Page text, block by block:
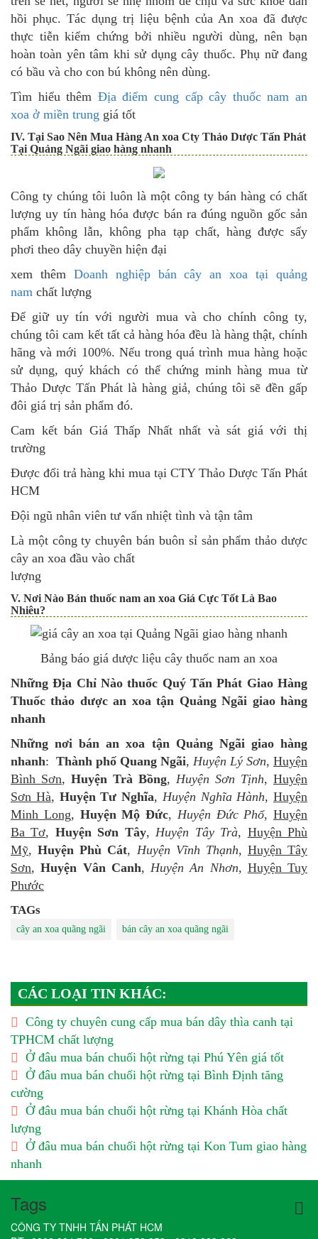
hồi phục. Tác dụng trị liệu bệnh của An xoa đã được
thực tiễn kiểm chứng bởi nhiều người dùng, nên bạn
hoàn toàn yên tâm khi sử dụng cây thuốc.Phụ nữ đang
có bầu và cho con bú không nên dùng.
Tìm hiểu thêm Địa điểm cung cấp cây thuốc nam an
xoa ở miền trung giá tốt
IV. Tại Sao Nên Mua Hàng An xoa Cty Thảo Dược Tấn Phát
Tại Quảng Ngãi giao hàng nhanh
Công ty chúng tôi luôn là một công ty bán hàng có chất
lượng uy tín hàng hóa được bán ra đúng nguồn gốc sản
phẩm không lẫn, không pha tạp chất, hàng được sấy
phơi theo dây chuyền hiện đại
xem thêm Doanh nghiệp bán cây an xoa tại quảng
nam chất lượng
Để giữ uy tín với người mua và cho chính công ty,
chúng tôi cam kết tất cả hàng hóa đều là hàng thật, chính
hãng và mới 100%. Nếu trong quá trình mua hàng hoặc
sử dụng, quý khách có thể chứng minh hàng mua từ
Thảo Dược Tấn Phát là hàng giả, chúng tôi sẽ đền gấp
đôi giá trị sản phẩm đó.
Cam kết bán Giá Thấp Nhất nhất và sát giá với thị
trường
Được đổi trả hàng khi mua tại CTY Thảo Dược Tấn Phát
HCM
Đội ngũ nhân viên tư vấn nhiệt tình và tận tâm
Là một công ty chuyên bán buôn sỉ sản phẩm thảo dược
cây an xoa đầu vào chất
lượng
V. Nơi Nào Bán thuốc nam an xoa Giá Cực Tốt Là Bao
Nhiêu?
Bảng báo giá dược liệu cây thuốc nam an xoa
Những Địa Chỉ Nào thuốc Quý Tấn Phát Giao Hàng
Thuốc thảo dược an xoatận Quảng Ngãi giao hàng
nhanh
Những nơi bánan xoa tận Quảng Ngãi giao hàng
nhanh: Thành phố Quang Ngãi, Huyện Lý Sơn, Huyện
Bình Sơn, Huyện Trà Bồng, Huyện Sơn Tịnh, Huyện
Sơn Hà, Huyện Tư Nghĩa, Huyện Nghĩa Hành, Huyện
Minh Long, Huyện Mộ Đức, Huyện Đức Phổ, Huyện
Ba Tơ, Huyện Sơn Tây,Huyện Tây Trà, Huyện Phù
Mỹ,Huyện Phù Cát, Huyện Vĩnh Thạnh, Huyện Tây
Sơn,Huyện Vân Canh, Huyện An Nhơn, Huyện Tuy
Phước
TAGs
cây an xoa quãng ngãi bán cây an xoa quãng ngãi
CÁC LOẠI TIN KHÁC:
Công ty chuyên cung cấp mua bán dây thìa canh tại
TPHCM chất lượng
Ở đâu mua bán chuối hột rừng tại Phú Yên giá tốt
Ở đâu mua bán chuối hột rừng tại Bình Định tăng
cường
Ở đâu mua bán chuối hột rừng tại Khánh Hòa chất
lượng
Ở đâu mua bán chuối hột rừng tại Kon Tum giao hàng
nhanh
Tags
CÔNG TY TNHH TẤN PHÁT HCM